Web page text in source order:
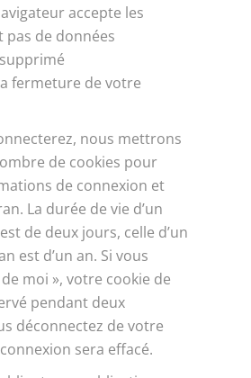
accepte les
pas de données
fermeture de votre
nous mettrons
de cookies pour
de connexion et
La durée de vie d’un
de deux jours, celle d’un
est d’un an. Si vous
moi », votre cookie de
pendant deux
déconnectez de votre
sera effacé.